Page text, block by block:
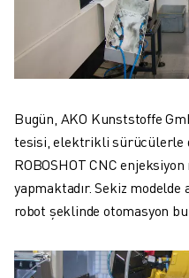
Bugün, AKO Kunststoffe
tesisi, elektrikli sürücülerle
ROBOSHOT CNC
yapmaktadır. Sekiz
robot şeklinde otomasyon